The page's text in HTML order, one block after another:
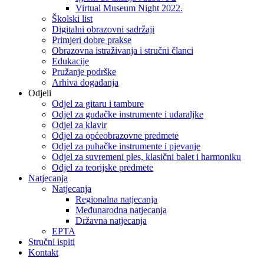
Virtual Museum Night 2022.
Školski list
Digitalni obrazovni sadržaji
Primjeri dobre prakse
Obrazovna istraživanja i stručni članci
Edukacije
Pružanje podrške
Arhiva događanja
Odjeli
Odjel za gitaru i tambure
Odjel za gudačke instrumente i udaraljke
Odjel za klavir
Odjel za općeobrazovne predmete
Odjel za puhačke instrumente i pjevanje
Odjel za suvremeni ples, klasični balet i harmoniku
Odjel za teorijske predmete
Natjecanja
Natjecanja
Regionalna natjecanja
Međunarodna natjecanja
Državna natjecanja
EPTA
Stručni ispiti
Kontakt